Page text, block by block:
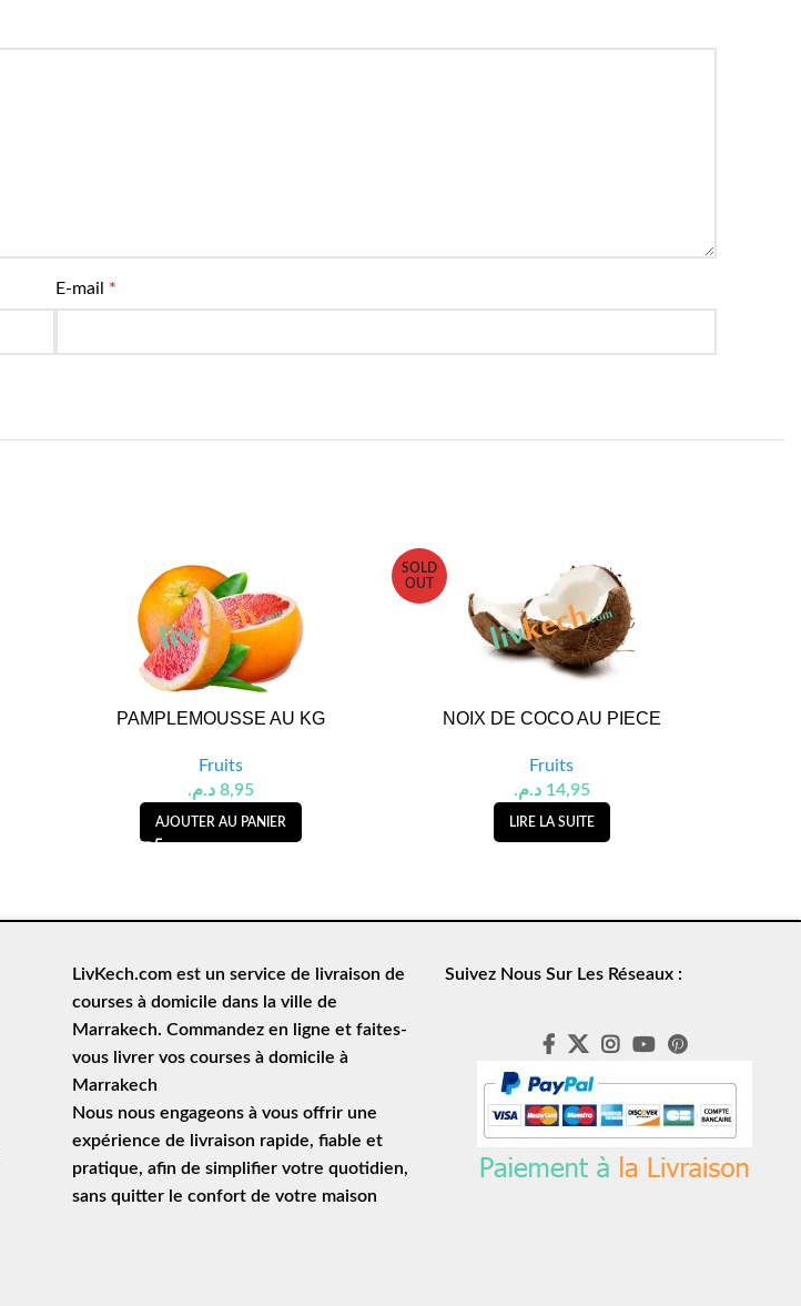
E-mail *
PAMPLEMOUSSE AU KG
Fruits
8,95 د.م.
AJOUTER AU PANIER
SOLD
OUT
NOIX DE COCO AU PIECE
Fruits
14,95 د.م.
LIRE LA SUITE
LivKech.com est un service de
livraison de
courses à domicile dans la ville de
Marrakech. Commandez en ligne et faites-
vous livrer vos courses à domicile à
Marrakech
Nous nous engageons à vous offrir une
expérience de
livraison rapide, fiable et
pratique, afin de simplifier votre quotidien,
sans quitter le confort de votre maison
Suivez Nous Sur Les Réseaux :